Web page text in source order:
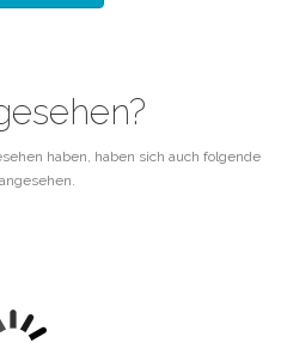
haben, haben sich auch folgende